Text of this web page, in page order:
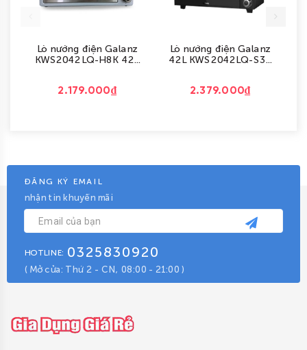
Lò nướng điện Galanz
KWS2042LQ-H8K 42...
2.179.000₫
Lò nướng điện Galanz
42L KWS2042LQ-S3...
2.379.000₫
ĐĂNG KÝ EMAIL
nhận tin khuyến mãi
HOTLINE: 0325830920
( Mở cửa: Thứ 2 - CN, 08:00 - 21:00 )